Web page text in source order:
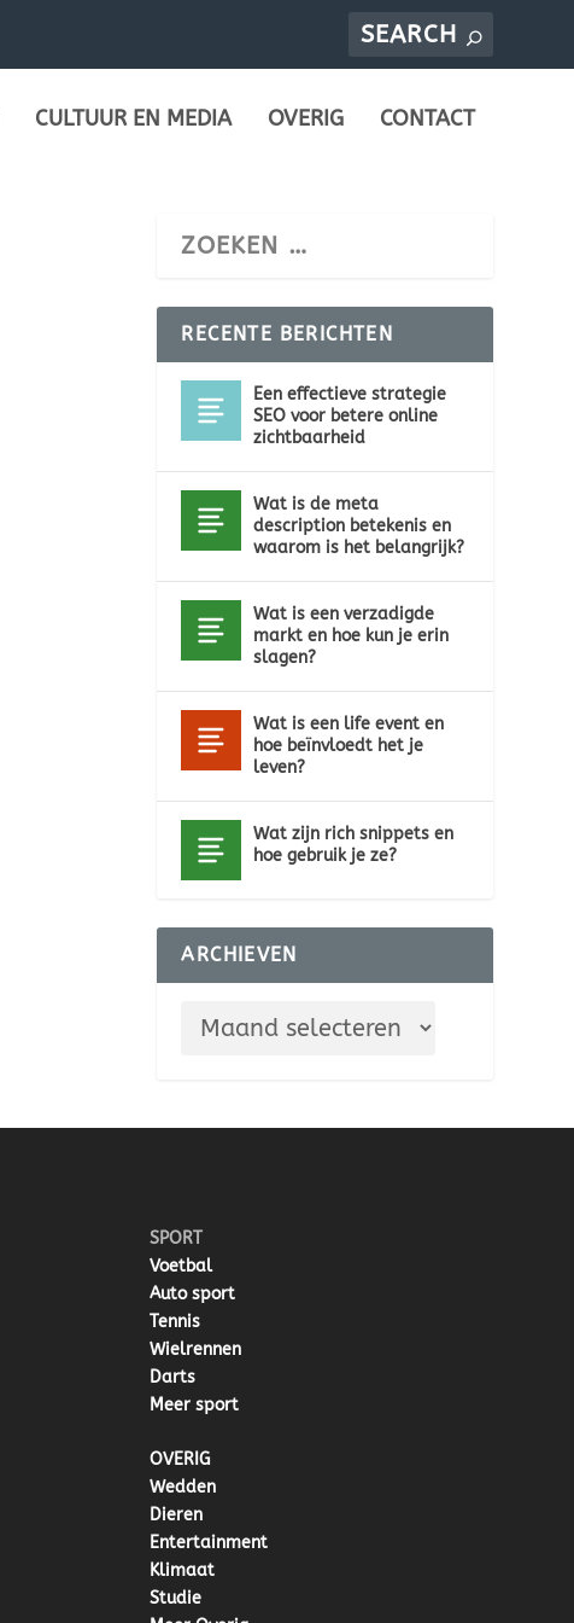
CULTUUR EN MEDIA OVERIG CONTACT
RECENTE BERICHTEN
Een effectieve strategie
SEO voor betere online
zichtbaarheid
Wat is de meta
description betekenis en
waarom is het belangrijk?
Wat is een verzadigde
markt en hoe kun je erin
slagen?
Wat is een life event en
hoe beïnvloedt het je
leven?
Wat zijn rich snippets en
hoe gebruik je ze?
ARCHIEVEN
SPORT
Voetbal
Auto sport
Tennis
Wielrennen
Darts
Meer sport
OVERIG
Wedden
Dieren
Entertainment
Klimaat
Studie